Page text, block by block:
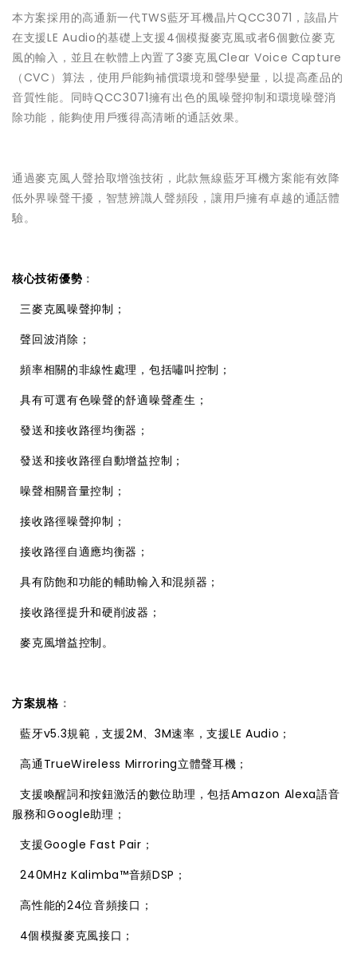
本方案採用的高通新一代TWS藍牙耳機晶片QCC3071，該晶片
在支援LE Audio的基礎上支援4個模擬麥克風或者6個數位麥克
風的輸入，並且在軟體上內置了3麥克風Clear Voice Capture
（CVC）算法，使用戶能夠補償環境和聲學變量，以提高產品的
音質性能。同時QCC3071擁有出色的風噪聲抑制和環境噪聲消
除功能，能夠使用戶獲得高清晰的通話效果。
通過麥克風人聲拾取增強技術，此款無線藍牙耳機方案能有效降
低外界噪聲干擾，智慧辨識人聲頻段，讓用戶擁有卓越的通話體
驗。
核心技術優勢 ：
三麥克風噪聲抑制；
聲回波消除；
頻率相關的非線性處理，包括嘯叫控制；
具有可選有色噪聲的舒適噪聲產生；
發送和接收路徑均衡器；
發送和接收路徑自動增益控制；
噪聲相關音量控制；
接收路徑噪聲抑制；
接收路徑自適應均衡器；
具有防飽和功能的輔助輸入和混頻器；
接收路徑提升和硬削波器；
麥克風增益控制。
方案規格 ：
藍牙v5.3規範，支援2M、3M速率，支援LE Audio；
高通TrueWireless Mirroring立體聲耳機；
支援喚醒詞和按鈕激活的數位助理，包括Amazon Alexa語音
服務和Google助理；
支援Google Fast Pair；
240MHz Kalimba™音頻DSP；
高性能的24位音頻接口；
4個模擬麥克風接口；